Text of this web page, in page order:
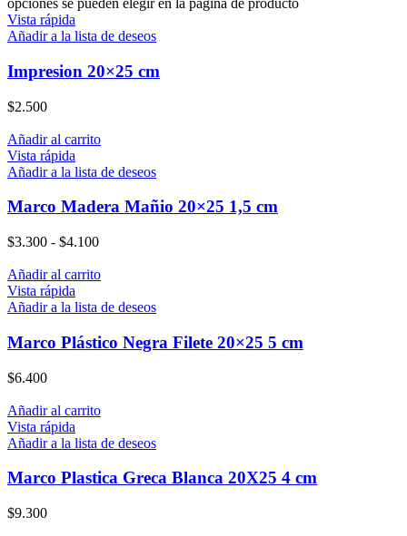
opciones se pueden elegir en la página de producto
Vista rápida
Añadir a la lista de deseos
Impresion 20×25 cm
$2.500
Añadir al carrito
Vista rápida
Añadir a la lista de deseos
Marco Madera Mañio 20×25 1,5 cm
$3.300 - $4.100
Añadir al carrito
Vista rápida
Añadir a la lista de deseos
Marco Plástico Negra Filete 20×25 5 cm
$6.400
Añadir al carrito
Vista rápida
Añadir a la lista de deseos
Marco Plastica Greca Blanca 20X25 4 cm
$9.300